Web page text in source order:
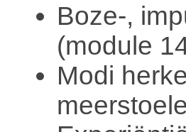
Boze-,
(module
Modi